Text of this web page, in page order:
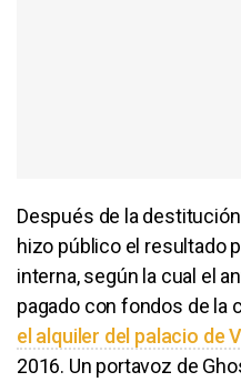
Después de la
hizo público el resultado
interna, según la cual el
pagado con fondos de la
el alquiler del palacio de
2016. Un portavoz de